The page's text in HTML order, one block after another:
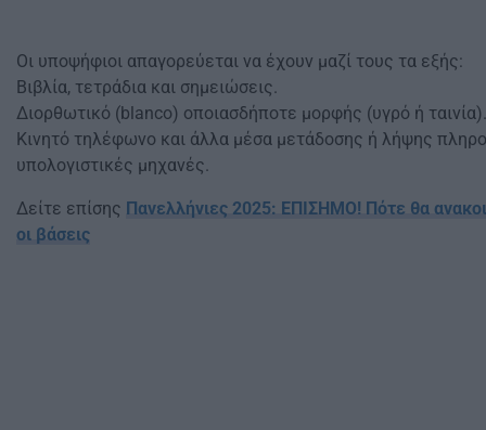
Οι υποψήφιοι απαγορεύεται να έχουν μαζί τους τα εξής:
Βιβλία, τετράδια και σημειώσεις.
Διορθωτικό (blanco) οποιασδήποτε μορφής (υγρό ή ταινία).
Κινητό τηλέφωνο και άλλα μέσα μετάδοσης ή λήψης
υπολογιστικές μηχανές.
Δείτε επίσης Πανελλήνιες 2025: ΕΠΙΣΗΜΟ! Πότε θα
οι βάσεις